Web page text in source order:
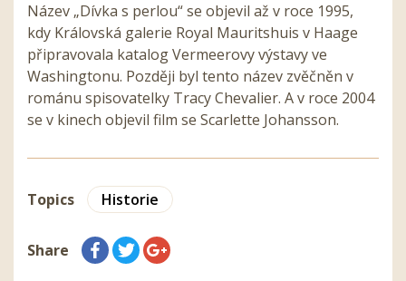
Název „Dívka s perlou“ se objevil až v roce 1995,
kdy Královská galerie Royal Mauritshuis v Haage
připravovala katalog Vermeerovy výstavy ve
Washingtonu. Později byl tento název zvěčněn v
románu spisovatelky Tracy Chevalier. A v roce 2004
se v kinech objevil film se Scarlette Johansson.
Topics Historie
Share